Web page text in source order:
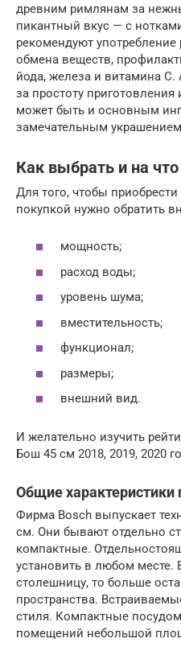
древним римлянам за
пикантный вкус — с
рекомендуют
обмена веществ,
йода, железа и витамина С.
за простоту приготовления
может быть и основным
замечательным
Как выбрать и на
Для того, чтобы
покупкой нужно обратить
мощность;
расход воды;
уровень шума;
вместительность;
функционал;
размеры;
внешний вид.
И желательно изучить
Бош 45 см 2018, 2019, 2020
Общие
Фирма Bosch выпускает
см. Они бывают отдельно
компактные.
установить в любом месте.
столешницу, то больше
пространства.
стиля. Компактные
помещений небольшой